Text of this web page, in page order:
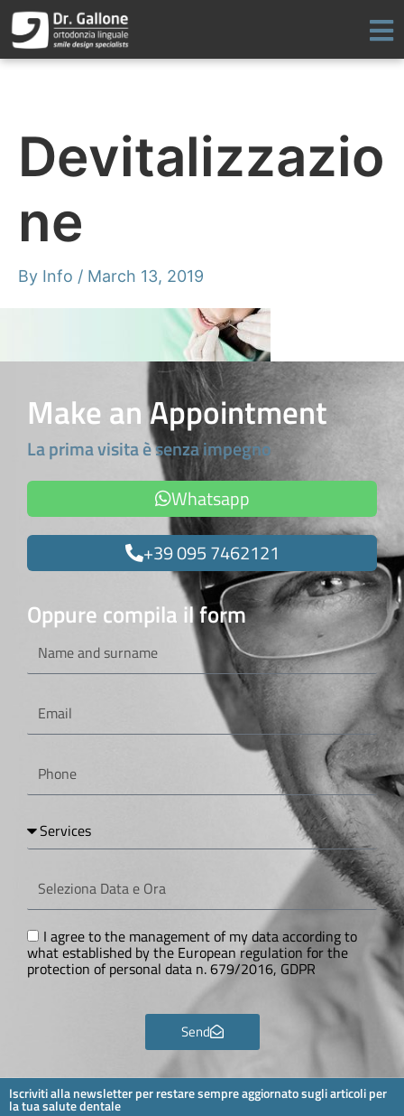
Skip
to
content
Devitalizzazio
ne
By Info / March 13, 2019
Make an Appointment
La prima visita è senza impegno
Whatsapp
+39 095 7462121
Oppure compila il form
and
surname
Services
Data
e
GDPR
I agree to the management of my data according to
what established by the European regulation for the
protection of personal data n. 679/2016, GDPR
Send
Iscriviti alla newsletter per restare sempre aggiornato sugli articoli per
la tua salute dentale